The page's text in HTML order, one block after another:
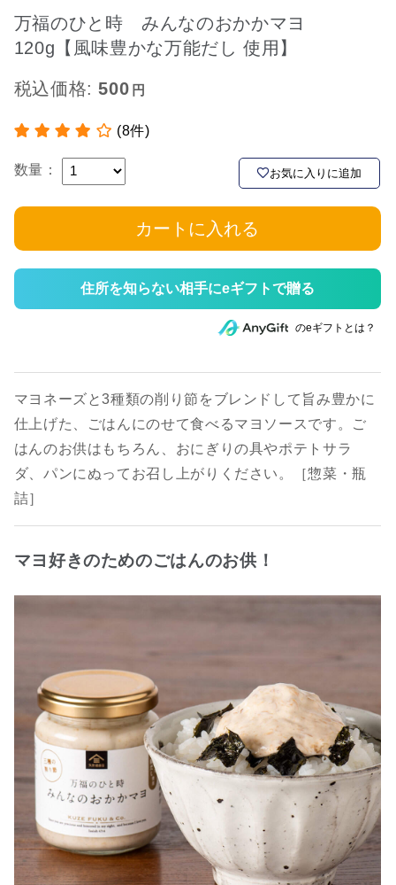
万福のひと時 みんなのおかかマヨ
120g【風味豊かな万能だし 使用】
税込価格:500
(8件)
数量： お気に入りに追加
カートに入れる
住所を知らない相手にeギフトで贈る
のeギフトとは？
マヨネーズと3種類の削り節をブレンドして旨み豊かに
仕上げた、ごはんにのせて食べるマヨソースです。ご
はんのお供はもちろん、おにぎりの具やポテトサラ
ダ、パンにぬってお召し上がりください。［惣菜・瓶
詰］
マヨ好きのためのごはんのお供！